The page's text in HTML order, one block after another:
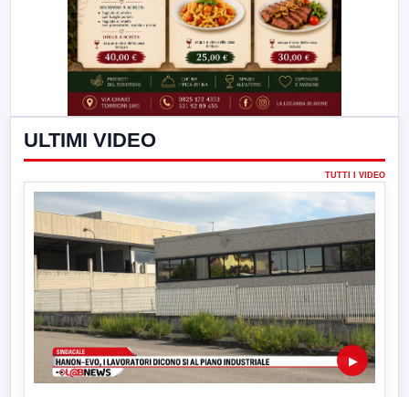
ULTIMI VIDEO
TUTTI I VIDEO
▶